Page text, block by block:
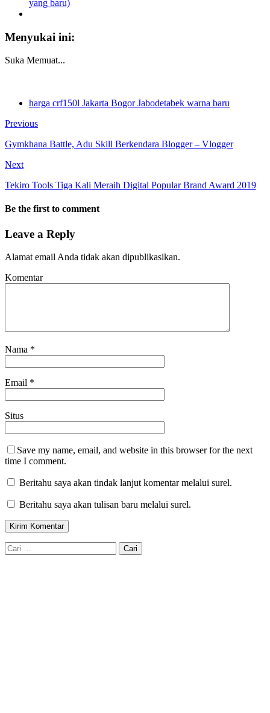
yang baru)
Menyukai ini:
Suka Memuat...
harga crf150l Jakarta Bogor Jabodetabek warna baru
Previous
Gymkhana Battle, Adu Skill Berkendara Blogger – Vlogger
Next
Tekiro Tools Tiga Kali Meraih Digital Popular Brand Award 2019
Be the first to comment
Leave a Reply
Alamat email Anda tidak akan dipublikasikan.
Komentar
Nama *
Email *
Situs
Save my name, email, and website in this browser for the next
time I comment.
Beritahu saya akan tindak lanjut komentar melalui surel.
Beritahu saya akan tulisan baru melalui surel.
Cari
untuk: